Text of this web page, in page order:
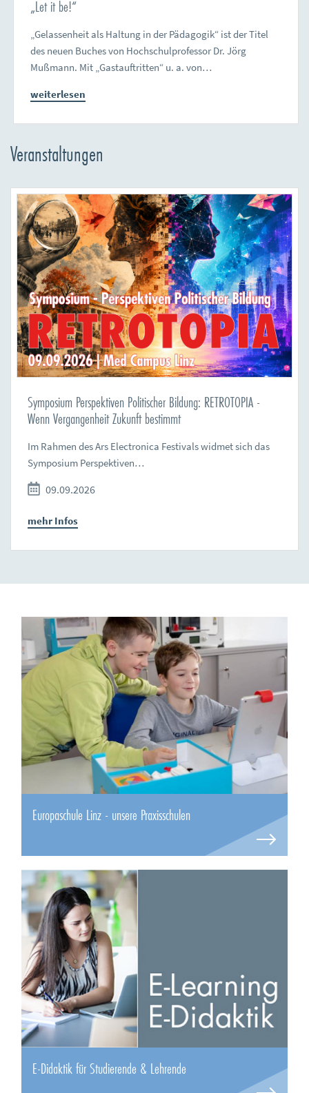
„Let it be!“
„Gelassenheit als Haltung in der Pädagogik“ ist der Titel
des neuen Buches von Hochschulprofessor Dr. Jörg
Mußmann. Mit „Gastauftritten“ u. a. von…
weiterlesen
Veranstaltungen
Symposium Perspektiven Politischer Bildung: RETROTOPIA -
Wenn Vergangenheit Zukunft bestimmt
Im Rahmen des Ars Electronica Festivals widmet sich das
Symposium Perspektiven…
09.09.2026
mehr Infos
Europaschule Linz - unsere Praxisschulen
E-Didaktik für Studierende & Lehrende